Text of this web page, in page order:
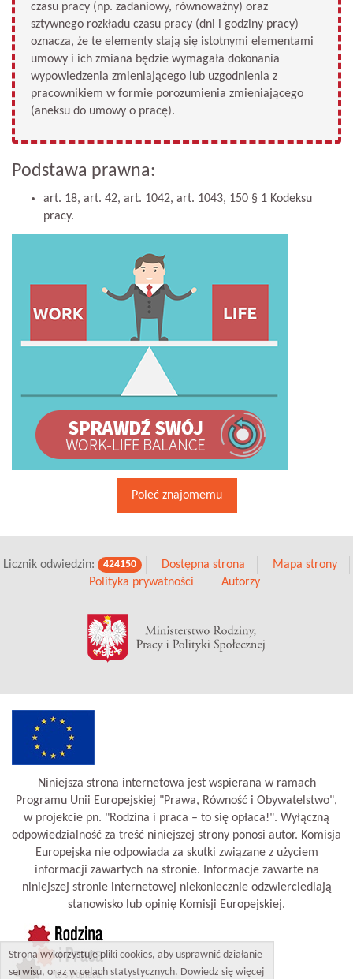
czasu pracy (np. zadaniowy, równoważny) oraz
sztywnego rozkładu czasu pracy (dni i godziny pracy)
oznacza, że te elementy stają się istotnymi elementami
umowy i ich zmiana będzie wymagała dokonania
wypowiedzenia zmieniającego lub uzgodnienia z
pracownikiem w formie porozumienia zmieniającego
(aneksu do umowy o pracę).
Podstawa prawna:
art. 18, art. 42, art. 1042, art. 1043, 150 § 1 Kodeksu
pracy.
Poleć znajomemu
Licznik odwiedzin: 424150 Dostępna strona
Mapa strony
Polityka prywatności
Autorzy
Niniejsza strona internetowa jest wspierana w ramach
Programu Unii Europejskiej "Prawa, Równość i Obywatelstwo",
w projekcie pn. "Rodzina i praca – to się opłaca!". Wyłączną
odpowiedzialność za treść niniejszej strony ponosi autor. Komisja
Europejska nie odpowiada za skutki związane z użyciem
informacji zawartych na stronie. Informacje zawarte na
niniejszej stronie internetowej niekoniecznie odzwierciedlają
stanowisko lub opinię Komisji Europejskiej.
Strona wykorzystuje pliki cookies, aby usprawnić działanie
serwisu, oraz w celach statystycznych. Dowiedz się więcej